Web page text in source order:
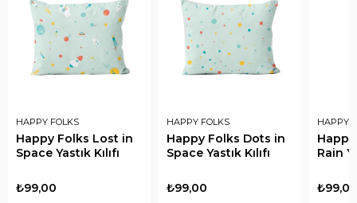
HAPPY FOLKS
Happy Folks Lost in
Space Yastık Kılıfı
₺99,00
HAPPY FOLKS
Happy Folks Dots in
Space Yastık Kılıfı
₺99,00
HAPPY
Rain
₺99,00